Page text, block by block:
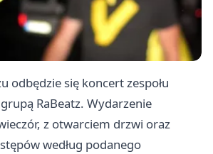
odbędzie się koncert zespołu
RaBeatz. Wydarzenie
z otwarciem drzwi oraz
według podanego